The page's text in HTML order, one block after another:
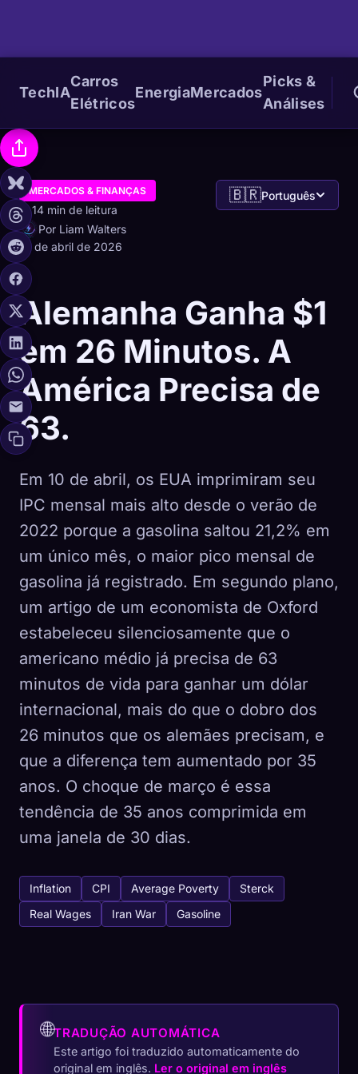
TechIA
Carros
Elétricos
EnergiaMercados
Picks &
Análises
MERCADOS & FINANÇAS
14 min de leitura
Por Liam Walters
10 de abril de 2026
🇧🇷Português
Alemanha Ganha $1
em 26 Minutos. A
América Precisa de
63.
Em 10 de abril, os EUA imprimiram seu
IPC mensal mais alto desde o verão de
2022 porque a gasolina saltou 21,2% em
um único mês, o maior pico mensal de
gasolina já registrado. Em segundo plano,
um artigo de um economista de Oxford
estabeleceu silenciosamente que o
americano médio já precisa de 63
minutos de vida para ganhar um dólar
internacional, mais do que o dobro dos
26 minutos que os alemães precisam, e
que a diferença tem aumentado por 35
anos. O choque de março é essa
tendência de 35 anos comprimida em
uma janela de 30 dias.
Inflation CPI Average Poverty
Sterck
Real Wages
Iran War Gasoline
🌐TRADUÇÃO AUTOMÁTICA
Este artigo foi traduzido automaticamente do
original em inglês. Ler o original em inglês